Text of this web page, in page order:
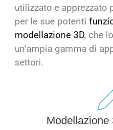
utilizzato e apprezzato
per le sue potenti
modellazione 3D, che
un’ampia gamma di
settori.
Modellazione